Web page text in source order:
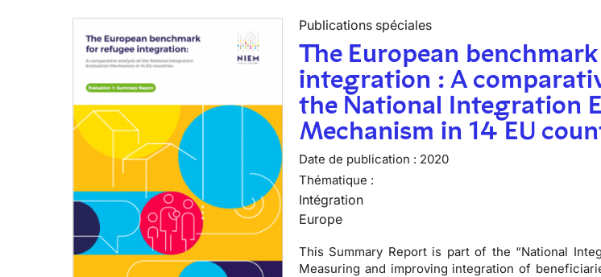
Publications spéciales
The European
integration : A
the National Integration
Mechanism in 14 EU
Date de publication : 2020
Thématique :
Intégration
Europe
This Summary Report is part of the “National
Measuring and improving integration of